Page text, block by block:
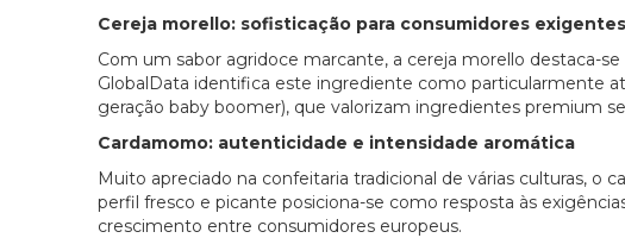
Cereja morello: sofisticação para consumidores exigentes
Com um sabor agridoce marcante, a cereja morello destaca-
GlobalData identifica este ingrediente como particularmente
geração baby boomer), que valorizam ingredientes premium
Cardamomo: autenticidade e intensidade aromática
Muito apreciado na confeitaria tradicional de várias culturas, o
perfil fresco e picante posiciona-se como resposta às
crescimento entre consumidores europeus.